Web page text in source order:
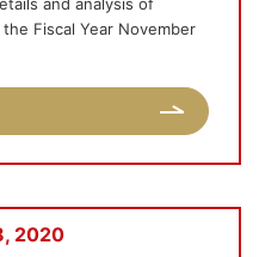
and analysis of
Fiscal Year November
2020